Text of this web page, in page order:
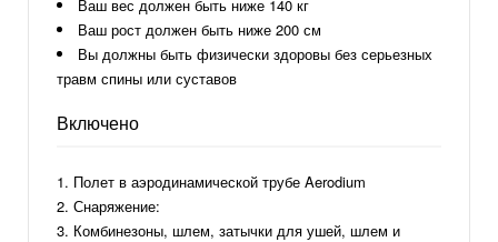
Ваш вес должен быть ниже 140 кг
Ваш рост должен быть ниже 200 см
Вы должны быть физически здоровы без серьезных
травм спины или суставов
Включено
Полет в аэродинамической трубе Aerodium
Снаряжение:
Комбинезоны, шлем, затычки для ушей, шлем и